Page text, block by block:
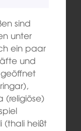
sind
unter
ein paar
und
(religiöse)
(thali heißt